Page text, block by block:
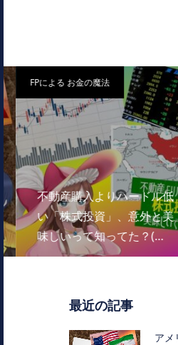
FPによる お金の魔法
不動産購入よりハードル低
い「株式投資」、意外と美
味しいって知ってた？(…
最近の記事
アメ